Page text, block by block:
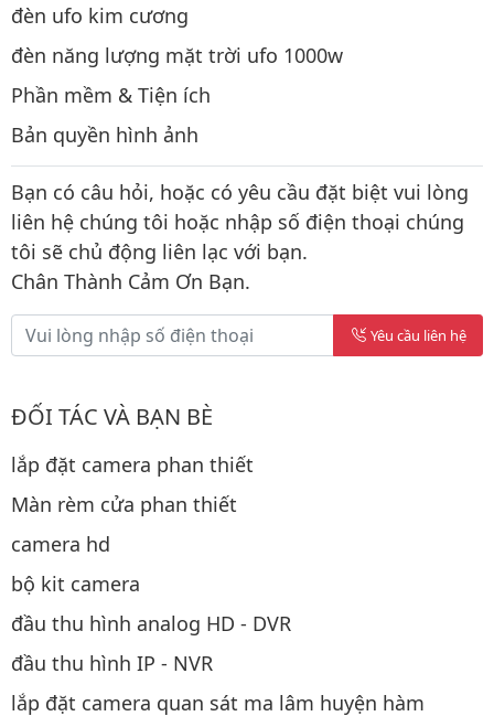
đèn ufo kim cương
đèn năng lượng mặt trời ufo 1000w
Phần mềm & Tiện ích
Bản quyền hình ảnh
Bạn có câu hỏi, hoặc có yêu cầu đặt biệt vui lòng
liên hệ chúng tôi hoặc nhập số điện thoại chúng
tôi sẽ chủ động liên lạc với bạn.
Chân Thành Cảm Ơn Bạn.
Yêu cầu liên hệ
ĐỐI TÁC VÀ BẠN BÈ
lắp đặt camera phan thiết
Màn rèm cửa phan thiết
camera hd
bộ kit camera
đầu thu hình analog HD - DVR
đầu thu hình IP - NVR
lắp đặt camera quan sát ma lâm huyện hàm